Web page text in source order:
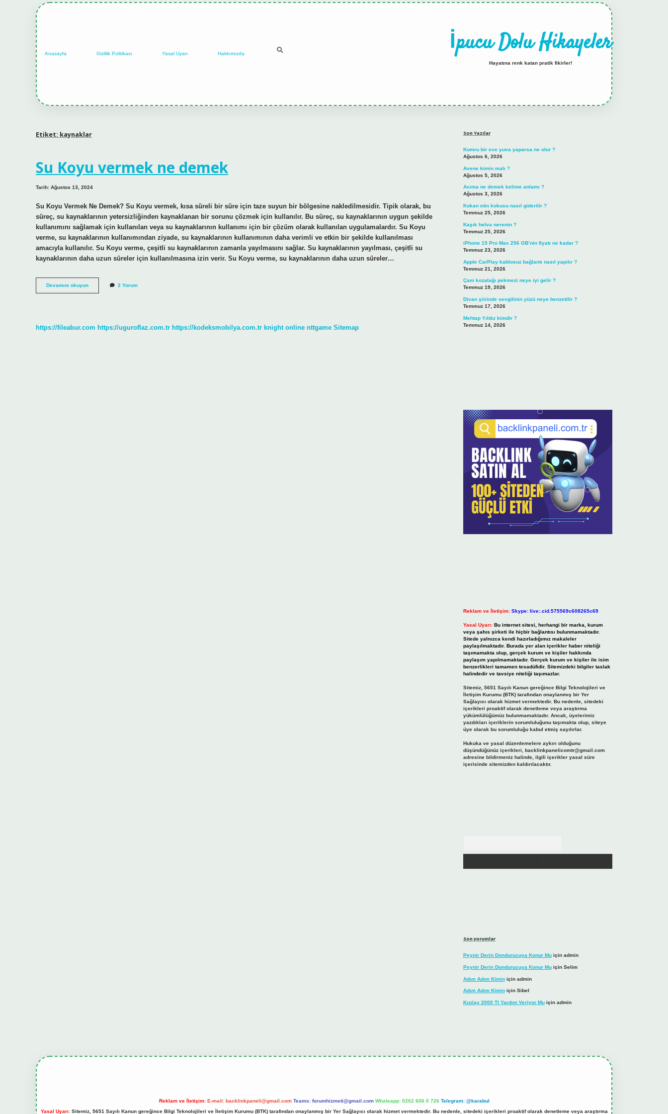
Anasayfa Gizlilik Politikası Yasal Uyarı Hakkımızda İpucu Dolu Hikayeler
Hayatına renk katan pratik fikirler!
Etiket: kaynaklar
Su Koyu vermek ne demek
Tarih: Ağustos 13, 2024
Su Koyu Vermek Ne Demek? Su Koyu vermek, kısa süreli bir süre için taze suyun bir bölgesine nakledilmesidir. Tipik olarak, bu
süreç, su kaynaklarının yetersizliğinden kaynaklanan bir sorunu çözmek için kullanılır. Bu süreç, su kaynaklarının uygun şekilde
kullanımını sağlamak için kullanılan veya su kaynaklarının kullanımı için bir çözüm olarak kullanılan uygulamalardır. Su Koyu
verme, su kaynaklarının kullanımından ziyade, su kaynaklarının kullanımının daha verimli ve etkin bir şekilde kullanılması
amacıyla kullanılır. Su Koyu verme, çeşitli su kaynaklarının zamanla yayılmasını sağlar. Su kaynaklarının yayılması, çeşitli su
kaynaklarının daha uzun süreler için kullanılmasına izin verir. Su Koyu verme, su kaynaklarının daha uzun süreler…
Devamını okuyunSu
Koyu
2 Yorum
https://fileabur.com https://uguroflaz.com.tr https://kodeksmobilya.com.tr knight online nttgame Sitemap
Son Yazılar
Kumru bir eve yuva yaparsa ne olur ?
Ağustos 6, 2026
Avene kimin malı ?
Ağustos 5, 2026
Acıma ne demek kelime anlamı ?
Ağustos 3, 2026
Kokan etin kokusu nasıl giderilir ?
Temmuz 25, 2026
Kaşık helva nerenin ?
Temmuz 25, 2026
iPhone 15 Pro Max 256 GB’nin fiyatı ne kadar ?
Temmuz 23, 2026
Apple CarPlay kablosuz bağlantı nasıl yapılır ?
Temmuz 21, 2026
Çam kozalağı pekmezi neye iyi gelir ?
Temmuz 19, 2026
Divan şiirinde sevgilinin yüzü neye benzetilir ?
Temmuz 17, 2026
Mehtap Yıldız kimdir ?
Temmuz 14, 2026
Reklam ve İletişim: Skype: live:.cid.575569c608265c69
Yasal Uyarı: Bu internet sitesi, herhangi bir marka, kurum
veya şahıs şirketi ile hiçbir bağlantısı bulunmamaktadır.
Sitede yalnızca kendi hazırladığımız makaleler
paylaşılmaktadır. Burada yer alan içerikler haber niteliği
taşımamakta olup, gerçek kurum ve kişiler hakkında
paylaşım yapılmamaktadır. Gerçek kurum ve kişiler ile isim
benzerlikleri tamamen tesadüfidir. Sitemizdeki bilgiler taslak
halindedir ve tavsiye niteliği taşımazlar.
Sitemiz, 5651 Sayılı Kanun gereğince Bilgi Teknolojileri ve
İletişim Kurumu (BTK) tarafından onaylanmış bir Yer
Sağlayıcı olarak hizmet vermektedir. Bu nedenle, sitedeki
içerikleri proaktif olarak denetleme veya araştırma
yükümlülüğümüz bulunmamaktadır. Ancak, üyelerimiz
yazdıkları içeriklerin sorumluluğunu taşımakta olup, siteye
üye olarak bu sorumluluğu kabul etmiş sayılırlar.
Hukuka ve yasal düzenlemelere aykırı olduğunu
düşündüğünüz içerikleri, backlinkpanelicomtr@gmail.com
adresine bildirmeniz halinde, ilgili içerikler yasal süre
içerisinde sitemizden kaldırılacaktır.
Son yorumlar
Peynir Derin Dondurucuya Konur Muiçin admin
Peynir Derin Dondurucuya Konur Muiçin Selim
Adım Adım Kiminiçin admin
Adım Adım Kiminiçin Sibel
Kızılay 2000 Tl Yardım Veriyor Muiçin admin
Reklam ve İletişim: E-mail: backlinkpaneli@gmail.com Teams: forumhizmeti@gmail.com Whatsapp: 0262 606 0 726 Telegram: @karabul
Yasal Uyarı:Sitemiz, 5651 Sayılı Kanun gereğince Bilgi Teknolojileri ve İletişim Kurumu (BTK) tarafından onaylanmış bir Yer Sağlayıcı olarak hizmet vermektedir. Bu nedenle, sitedeki içerikleri proaktif olarak denetleme veya araştırma